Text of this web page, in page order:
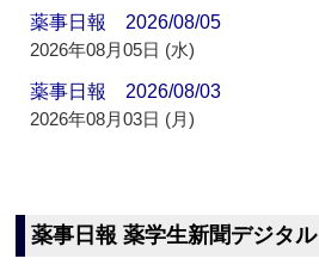
薬事日報 2026/08/05
2026年08月05日 (水)
薬事日報 2026/08/03
2026年08月03日 (月)
薬事日報 薬学生新聞デジタル